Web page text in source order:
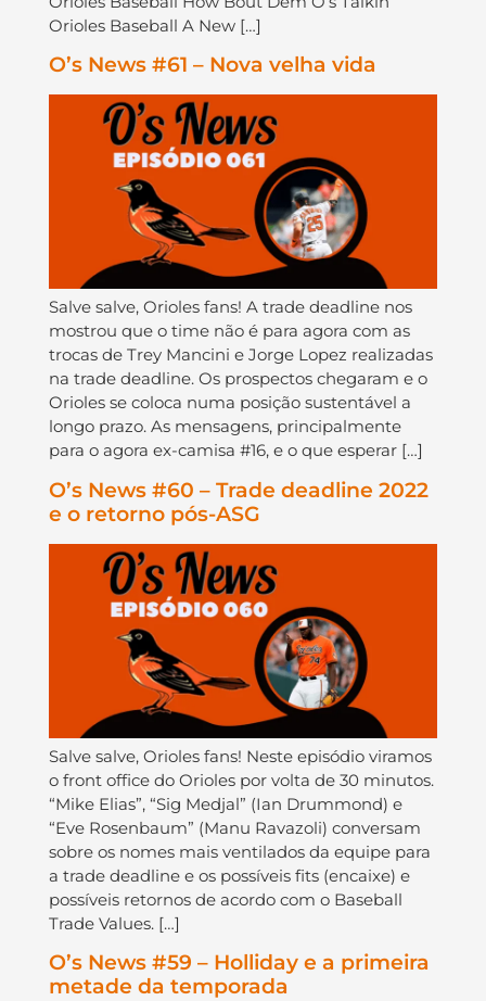
Orioles Baseball A New […]
O’s News #61 – Nova velha vida
Salve salve, Orioles fans! A trade deadline nos
mostrou que o time não é para agora com as
trocas de Trey Mancini e Jorge Lopez realizadas
na trade deadline. Os prospectos chegaram e o
Orioles se coloca numa posição sustentável a
longo prazo. As mensagens, principalmente
para o agora ex-camisa #16, e o que esperar […]
O’s News #60 – Trade deadline 2022
e o retorno pós-ASG
Salve salve, Orioles fans! Neste episódio viramos
o front office do Orioles por volta de 30 minutos.
“Mike Elias”, “Sig Medjal” (Ian Drummond) e
“Eve Rosenbaum” (Manu Ravazoli) conversam
sobre os nomes mais ventilados da equipe para
a trade deadline e os possíveis fits (encaixe) e
possíveis retornos de acordo com o Baseball
Trade Values. […]
O’s News #59 – Holliday e a primeira
metade da temporada